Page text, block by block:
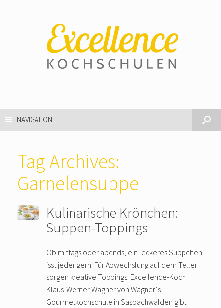
NAVIGATION
Tag Archives:
Garnelensuppe
Kulinarische Krönchen:
Suppen-Toppings
Ob mittags oder abends, ein leckeres Süppchen
isst jeder gern. Für Abwechslung auf dem Teller
sorgen kreative Toppings. Excellence-Koch
Klaus-Werner Wagner von Wagner‘s
Gourmetkochschule in Sasbachwalden gibt